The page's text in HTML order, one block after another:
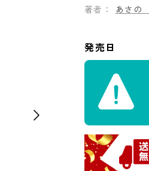
著者： あさの
発売日